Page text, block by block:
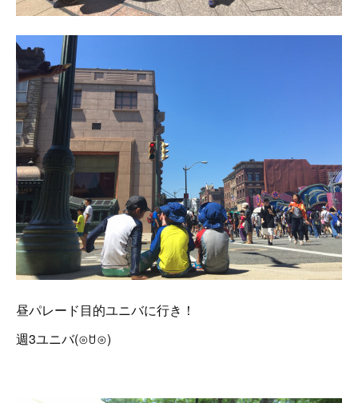
昼パレード目的ユニバに行き！
週3ユニバ(⊙ꇴ⊙)